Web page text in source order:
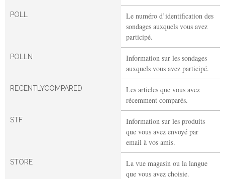
POLL
Le numéro d’identification des
sondages auxquels vous avez
participé.
POLLN
Information sur les sondages
auxquels vous avez participé.
RECENTLYCOMPARED
Les articles que vous avez
récemment comparés.
STF
Information sur les produits
que vous avez envoyé par
email à vos amis.
STORE
La vue magasin ou la langue
que vous avez choisie.